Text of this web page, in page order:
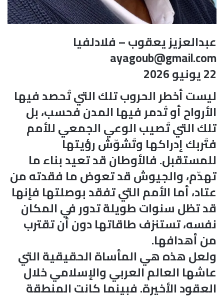
عبدالعزيز يعقوب – فلادلفيا
ayagoub@gmail.com
22 يونيو 2026
ليست أخطر الحروب تلك التي تُحصد فيها
الأرواح أو تُدمر فيها المدن فحسب، بل
تلك التي تُصيب الوعي الجمعي للأمم
فتُربك إدراكها وتُشوّش رؤيتها
للمستقبل. فالأوطان قد تعيد بناء ما
تهدّم، والجيوش قد تعوض ما فقدته من
عتاد، أما الأمم التي تفقد بوصلتها فإنها
قد تظل سنوات طويلة تدور في المكان
نفسه، تستنزف طاقاتها دون أن تقترب
من أهدافها.
ولعل هذه هي المأساة الحقيقية التي
عاشها العالم العربي والإسلامي خلال
العقود الأخيرة. فبينما كانت المنطقة